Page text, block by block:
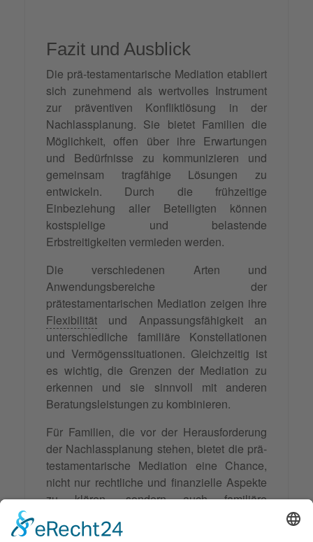
Fazit und Ausblick
Die prä-testamentarische Mediation etabliert
sich zunehmend als wertvolles Instrument
zur präventiven Konfliktlösung in der
Nachlassplanung. Sie bietet Familien die
Möglichkeit, offen über ihre Erwartungen
und Bedürfnisse zu kommunizieren und
gemeinsam tragfähige Lösungen zu
entwickeln. Durch die frühzeitige
Einbeziehung aller Beteiligten können
kostspielige und belastende
Erbstreitigkeiten vermieden werden.
Die verschiedenen Arten und
Anwendungsbereiche der
prätestamentarischen Mediation zeigen ihre
Flexibilität und Anpassungsfähigkeit an
unterschiedliche familiäre Konstellationen
und Vermögenssituationen. Gleichzeitig ist
es wichtig, die Grenzen der Mediation zu
erkennen und sie sinnvoll mit anderen
Beratungsleistungen zu kombinieren.
Für Familien, die vor der Herausforderung
der Nachlassplanung stehen, bietet die prä-
testamentarische Mediation eine Chance,
nicht nur rechtliche und finanzielle Aspekte
zu klären, sondern auch familiäre
füreinander zu entwickeln. In einer Zeit, in